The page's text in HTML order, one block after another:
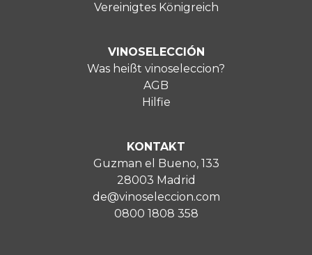
Vereinigtes Königreich
VINOSELECCIÓN
Was heißt vinoseleccion?
AGB
Hilfie
KONTAKT
Guzman el Bueno, 133
28003 Madrid
de@vinoseleccion.com
0800 1808 358